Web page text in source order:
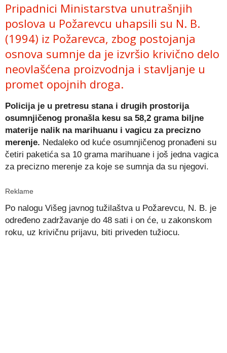
Pripadnici Ministarstva unutrašnjih
poslova u Požarevcu uhapsili su N. B.
(1994) iz Požarevca, zbog postojanja
osnova sumnje da je izvršio krivično delo
neovlašćena proizvodnja i stavljanje u
promet opojnih droga.
Policija je u pretresu stana i drugih prostorija
osumnjičenog pronašla kesu sa 58,2 grama biljne
materije nalik na marihuanu i vagicu za precizno
merenje. Nedaleko od kuće osumnjičenog pronađeni su
četiri paketića sa 10 grama marihuane i još jedna vagica
za precizno merenje za koje se sumnja da su njegovi.
Reklame
Po nalogu Višeg javnog tužilaštva u Požarevcu, N. B. je
određeno zadržavanje do 48 sati i on će, u zakonskom
roku, uz krivičnu prijavu, biti priveden tužiocu.